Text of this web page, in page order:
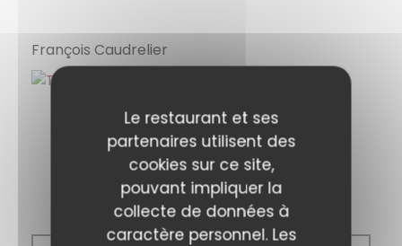
Le restaurant et ses
partenaires utilisent des
cookies sur ce site,
pouvant impliquer la
collecte de données à
caractère personnel. Les
François Caudrelier
Horaires